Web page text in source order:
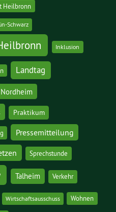
Heilbronn
Schwarz
Inklusion
Landtag
Nordheim
Praktikum
Pressemitteilung
Sprechstunde
Talheim Verkehr
Wirtschaftsausschuss Wohnen